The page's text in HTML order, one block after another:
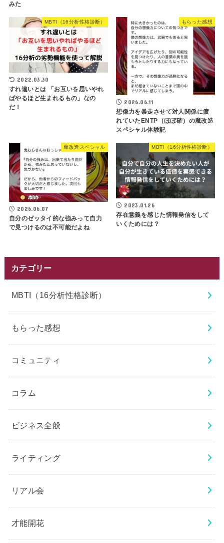
みた
MBTI（16分析性格診断）
2022.03.30
すれ違いとは 「お互いを思いやれ
ばやるほど生まれるもの」なの
だ！
もらった感想
2026.06.11
想像力を暴走させて対人関係に疲
れていたENTP（ほぼ確）の魔改造
スペシャル体験記
魔改造スペシャル
2026.06.07
自分のゼッタイ的な強みって自力
で見つけるのは不可能だよね
MBTI（16分析性格診断）
2023.01.26
存在意義を感じた情報発信をして
いくためには？
カテゴリー
MBTI（16分析性格診断）
もらった感想
コミュニティ
コラム
ビジネス全般
ライティング
リアル会
才能開花